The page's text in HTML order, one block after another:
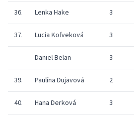
36. Lenka Hake 3
37. Lucia Koľveková 3
Daniel Belan 3
39. Paulína Dujavová 2
40. Hana Derková 3